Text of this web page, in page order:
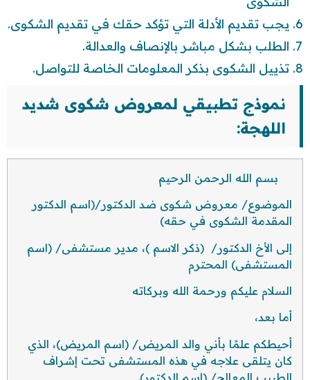
يجب تقديم الأدلة التي تؤكد حقك في تقديم الشكوى.
الطلب بشكل مباشر بالإنصاف والعدالة.
تذييل الشكوى بذكر المعلومات الخاصة للتواصل.
نموذج تطبيقي لمعروض شكوى شديد
اللهجة:
بسم الله الرحمن الرحيم
الموضوع/ معروض شكوى ضد الدكتور/(اسم الدكتور
المقدمة الشكوى في حقه)
إلى الأخ الدكتور/ (ذكر الاسم )، مدير مستشفى/ (اسم
المستشفى) المحترم
السلام عليكم ورحمة الله وبركاته
أما بعد،
أحيطكم علمًا بأني والد المريض/ (اسم المريض)، الذي
كان يتلقى علاجه في هذه المستشفى تحت إشراف
الطبيب المعالج/ (اسم الدكتور).